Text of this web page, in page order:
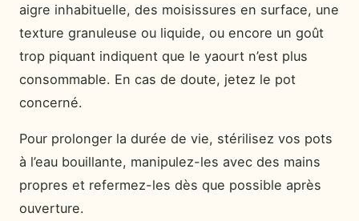
aigre inhabituelle, des moisissures en surface, une
texture granuleuse ou liquide, ou encore un goût
trop piquant indiquent que le yaourt n’est plus
consommable. En cas de doute, jetez le pot
concerné.
Pour prolonger la durée de vie, stérilisez vos pots
à l’eau bouillante, manipulez-les avec des mains
propres et refermez-les dès que possible après
ouverture.